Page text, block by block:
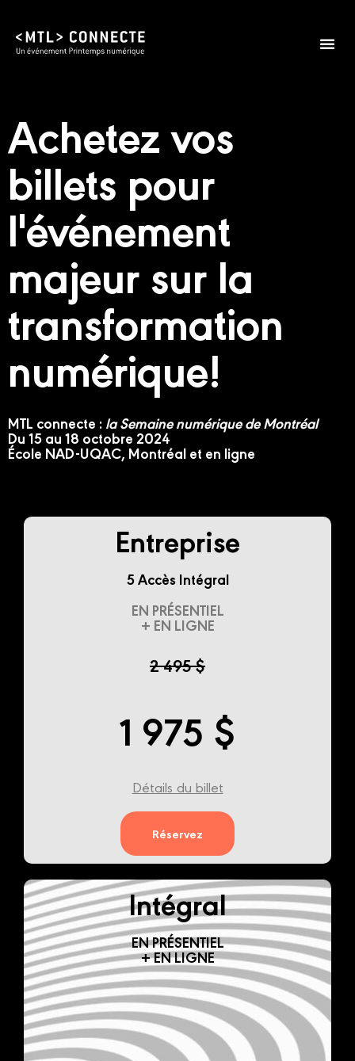
Achetez vos
billets pour
l'événement
majeur sur la
transformation
numérique!
MTL connecte :la Semaine numérique de Montréal
Du 15 au 18 octobre 2024
École NAD-UQAC, Montréal et en ligne
Entreprise
5 Accès Intégral
EN PRÉSENTIEL
+ EN LIGNE
2 495 $
1 975 $
Détails du billet
Réservez
Intégral
EN PRÉSENTIEL
+ EN LIGNE